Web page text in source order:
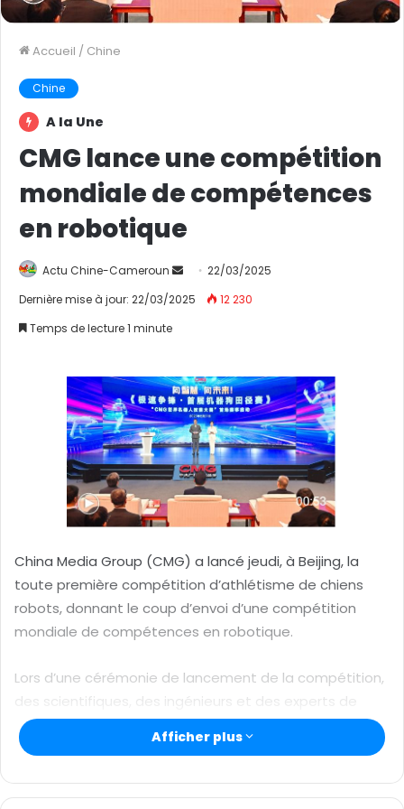
Accueil / Chine
Chine
A la Une
CMG lance une compétition
mondiale de compétences
en robotique
Actu Chine-Cameroun
n
e
r
u
n
c
o
r
r
i
l
22/03/2025
Dernière mise à jour: 22/03/2025
12 230
Temps de lecture 1 minute
China Media Group (CMG) a lancé jeudi, à Beijing, la
toute première compétition d’athlétisme de chiens
robots, donnant le coup d’envoi d’une compétition
mondiale de compétences en robotique.
Lors d’une cérémonie de lancement de la compétition,
des scientifiques, des ingénieurs et des experts de
l’industrie robotique ont présenté les dernières
innovations en matière de robotique, avec des
robots agiles naviguant sur des parcours d’obstacles
Afficher plus